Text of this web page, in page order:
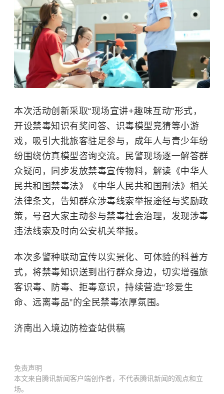
本次活动创新采取“现场宣讲+趣味互动”形式，
开设禁毒知识有奖问答、识毒模型竞猜等小游
戏，吸引大批旅客驻足参与，成年人与青少年纷
纷围绕仿真模型咨询交流。民警现场逐一解答群
众疑问，同步发放禁毒宣传物料，解读《中华人
民共和国禁毒法》《中华人民共和国刑法》相关
法律条文，告知群众涉毒线索举报途径与奖励政
策，号召大家主动参与禁毒社会治理，发现涉毒
违法线索及时向公安机关举报。
本次多警种联动宣传以实景化、可体验的科普方
式，将禁毒知识送到出行群众身边，切实增强旅
客识毒、防毒、拒毒意识，持续营造“珍爱生
命、远离毒品”的全民禁毒浓厚氛围。
济南出入境边防检查站供稿
免责声明
本文来自腾讯新闻客户端创作者，不代表腾讯新闻的观点和立
场。